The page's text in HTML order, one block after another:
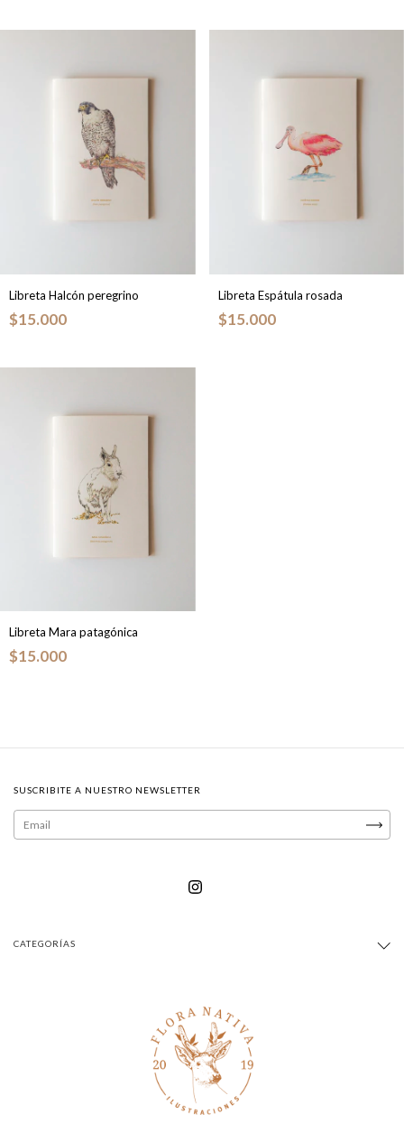
Libreta Halcón peregrino
$15.000
Libreta Espátula rosada
$15.000
Libreta Mara patagónica
$15.000
SUSCRIBITE A NUESTRO NEWSLETTER
CATEGORÍAS